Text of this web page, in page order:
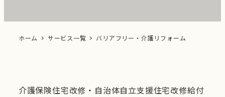
ホーム サービス一覧 バリアフリー・介護リフォーム
介護保険住宅改修・自治体自立支援住宅改修給付